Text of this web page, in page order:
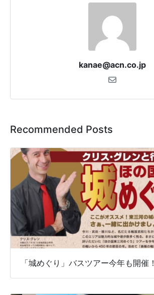
kanae@acn.co.jp
Recommended Posts
「城めぐり」バスツアー今年も開催！